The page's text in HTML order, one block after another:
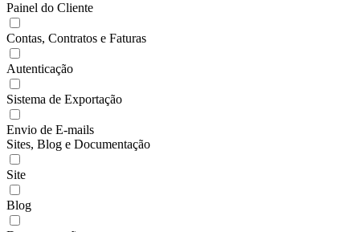
Painel do Cliente
Contas, Contratos e Faturas
Autenticação
Sistema de Exportação
Envio de E-mails
Sites, Blog e Documentação
Site
Blog